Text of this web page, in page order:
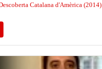
Catalana d'Amèrica (2014)